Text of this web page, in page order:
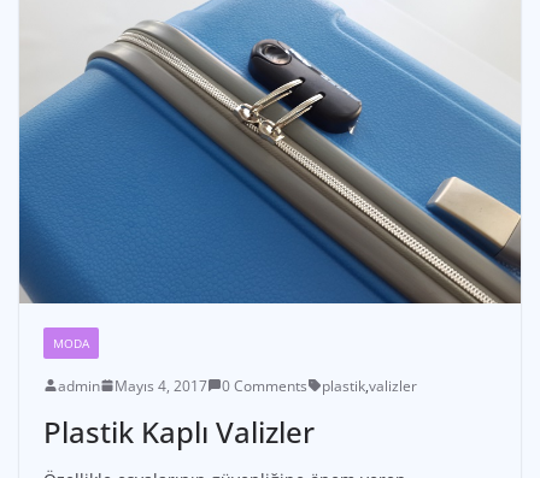
MODA
admin Mayıs 4, 2017 0 Comments plastik,valizler
Plastik Kaplı Valizler